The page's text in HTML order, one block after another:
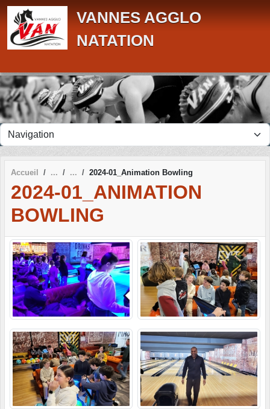
VANNES AGGLO
NATATION
Accueil 2024-01_Animation Bowling
2024-01_ANIMATION
BOWLING
Panneau de gestion des cookies